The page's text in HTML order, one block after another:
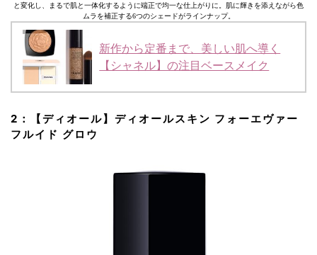
と変化し、まるで肌と一体化するように端正で均一な仕上がりに。肌に輝きを添えながら色
ムラを補正する6つのシェードがラインナップ。
新作から定番まで、美しい肌へ導く
【シャネル】の注目ベースメイク
2：【ディオール】ディオールスキン フォーエヴァー
フルイド グロウ